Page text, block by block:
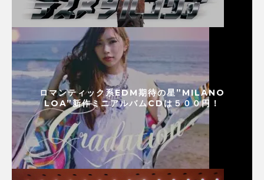
ロマンティック系EDM期待の星”MILANO
LOA”新作ミニアルバムCDは５００円！